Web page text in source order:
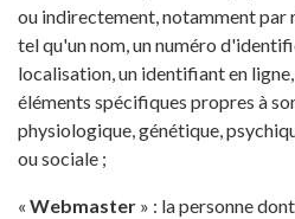
ou indirectement, notamment par
tel qu'un nom, un numéro
localisation, un identifiant en
éléments spécifiques propres à
physiologique, génétique,
ou sociale ;
« Webmaster » : la personne